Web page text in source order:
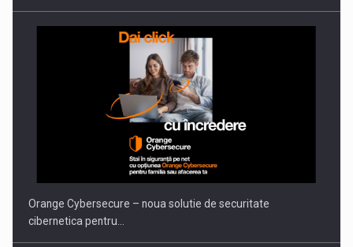
Orange Cybersecure – noua solutie de securitate
cibernetica pentru…